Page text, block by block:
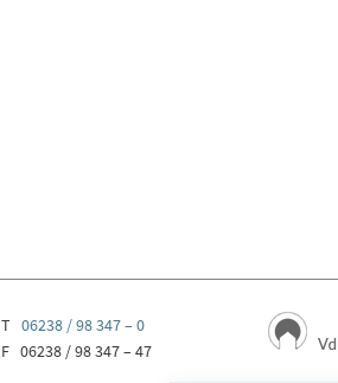
T 06238 / 98 347 – 0
F 06238 / 98 347 – 47